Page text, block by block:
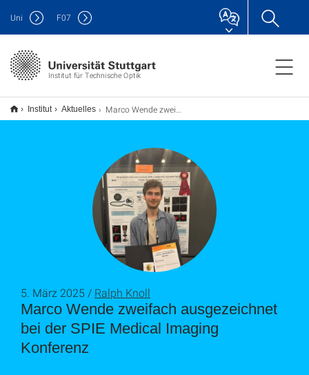
Institut für Technische Optik
Uni F07
Institut Aktuelles Marco Wende zweifach ausgezeichnet bei der SPIE Medical Imaging Konferenz
Marco Wende zweifach ausgezeichnet
bei der SPIE Medical Imaging
Konferenz
5. März 2025 / Ralph Knoll